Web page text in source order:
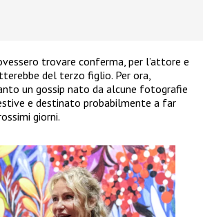
trovare conferma, per l’attore e
del terzo figlio. Per ora,
un gossip nato da alcune fotografie
e destinato probabilmente a far
giorni.